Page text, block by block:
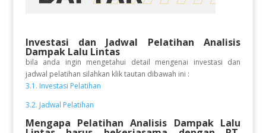
Investasi dan Jadwal Pelatihan Analisis
Dampak Lalu Lintas
bila anda ingin mengetahui detail mengenai investasi dan
jadwal pelatihan silahkan klik tautan dibawah ini :
3.1. Investasi Pelatihan
3.2. Jadwal Pelatihan
Mengapa Pelatihan Analisis Dampak Lalu